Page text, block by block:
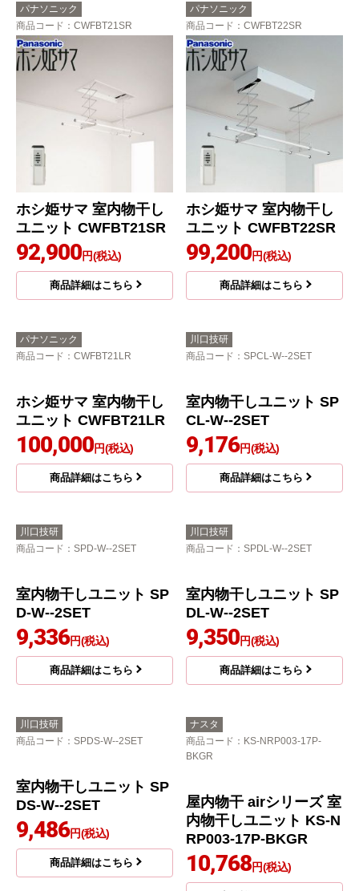
パナソニック
商品コード ：CWFBT21SR
ホシ姫サマ 室内物干し
ユニット CWFBT21SR
92,900円(税込)
商品詳細はこちら
パナソニック
商品コード ：CWFBT22SR
ホシ姫サマ 室内物干し
ユニット CWFBT22SR
99,200円(税込)
商品詳細はこちら
パナソニック
商品コード ：CWFBT21LR
ホシ姫サマ 室内物干し
ユニット CWFBT21LR
100,000円(税込)
商品詳細はこちら
川口技研
商品コード ：SPCL-W--2SET
室内物干しユニット SP
CL-W--2SET
9,176円(税込)
商品詳細はこちら
川口技研
商品コード：SPD-W--2SET
室内物干しユニット SP
D-W--2SET
9,336円(税込)
商品詳細はこちら
川口技研
商品コード：SPDL-W--2SET
室内物干しユニット SP
DL-W--2SET
商品詳細はこちら
川口技研
商品コード：SPDS-W--2SET
ナスタ